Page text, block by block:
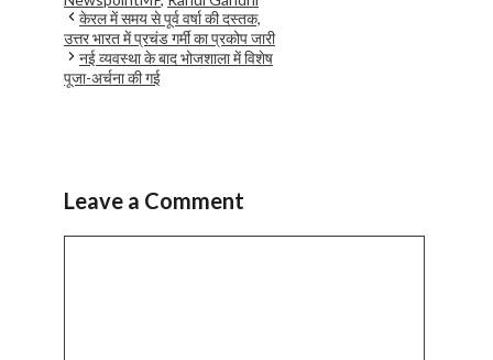
केरल में समय से पूर्व वर्षा की दस्तक,
उत्तर भारत में प्रचंड गर्मी का प्रकोप जारी
नई व्यवस्था के बाद भोजशाला में विशेष
पूजा-अर्चना की गई
Leave a Comment